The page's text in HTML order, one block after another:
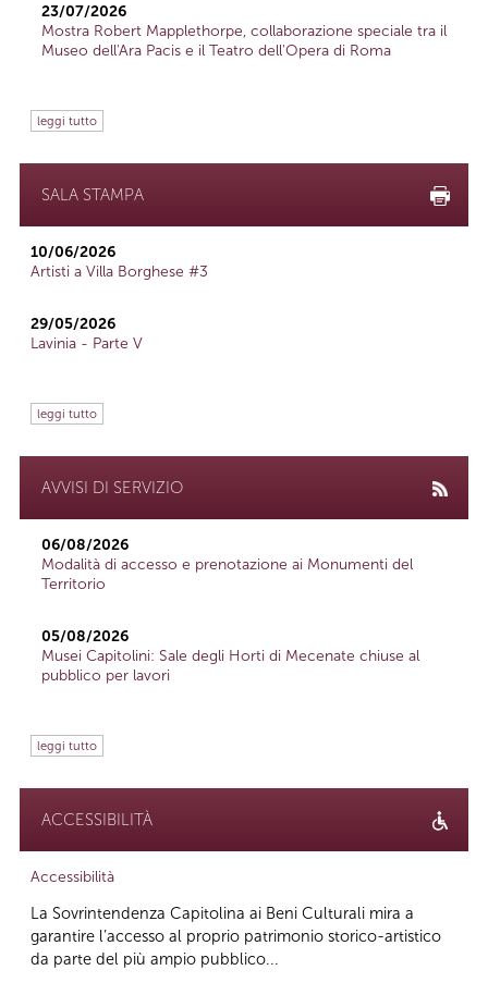
23/07/2026
Mostra Robert Mapplethorpe, collaborazione speciale tra il
Museo dell'Ara Pacis e il Teatro dell'Opera di Roma
leggi tutto
SALA STAMPA
10/06/2026
Artisti a Villa Borghese #3
29/05/2026
Lavinia - Parte V
leggi tutto
AVVISI DI SERVIZIO
06/08/2026
Modalità di accesso e prenotazione ai Monumenti del
Territorio
05/08/2026
Musei Capitolini: Sale degli Horti di Mecenate chiuse al
pubblico per lavori
leggi tutto
ACCESSIBILITÀ
Accessibilità
La Sovrintendenza Capitolina ai Beni Culturali mira a
garantire l’accesso al proprio patrimonio storico-artistico
da parte del più ampio pubblico...